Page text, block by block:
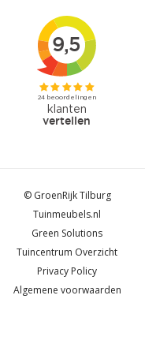
© GroenRijk Tilburg
Tuinmeubels.nl
Green Solutions
Tuincentrum Overzicht
Privacy Policy
Algemene voorwaarden